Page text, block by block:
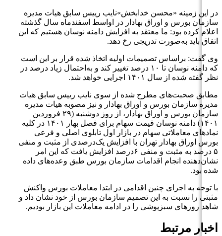
در این زمینه «محسن خدابخش»نایب رییس سابق هیات مدیره
سازمان بورس و اوراق بهادار در اواسط اسفندماه سال گذشته
اعلام کرده بود: ما معتقد به افزایش دامنه نوسان هستیم که این
اتفاق باید به‌صورت تدریجی رخ دهد.
وی گفت: براساس تصمیمات اولیه اتخاذ شده قرار بر این است
که دامنه نوسان تا ۱۰ درصد تغییر کند و به‌احتمال زیاد درصد در
نظر گفته شده از سال ١۴٠١ اجرایی خواهد شد.
مطابق صحبت‌های مطرح شده از سوی نایب رییس سابق هیات
مدیره سازمان بورس و اوراق بهادار و نیز مصوبه هیات مدیره
سازمان بورس و اوراق بهادار، از روز دوشنبه (۲۹ فروردین
۱۴۰۱) دامنه نوسان قیمت سهام برای فصل بهار ۱۴۰۱ در کلیه
نمادهای معاملاتی سهام در بازار اول تابلوی اصلی و فرعی
بورس اوراق بهادار تهران با افزایش یک‌درصدی از مثبت و منفی
۵ درصد به مثبت و منفی ۶درصد افزایش یافت که این امر
نشان‌دهنده انجام اقدامات سازمان بورس طبق وعده‌های داده
شده بود.
با توجه به اجرای چنین اقدامی در ابتدا معاملات بورس واکنش
مثبتی را نسبت به این تصمیم سازمان بورس از خود نشان داد و
شاهد روزهای سبزپوشی را در ادامه معاملات این بازار بودیم.
اخبار مرتبط